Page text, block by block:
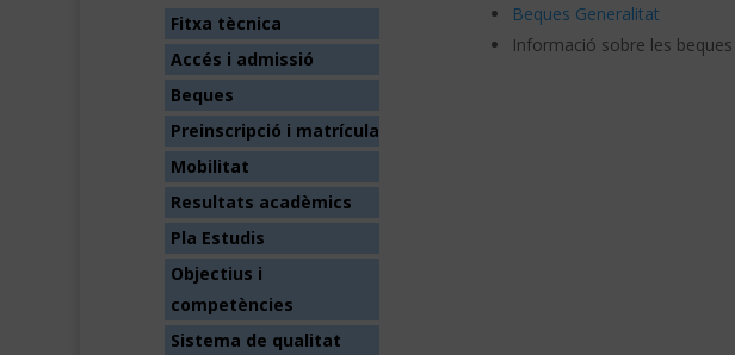
Fitxa tècnica
Accés i admissió
Beques
Preinscripció i matrícula
Mobilitat
Resultats acadèmics
Pla Estudis
Objectius i
competències
Sistema de qualitat
Beques Generalitat
Informació sobre les